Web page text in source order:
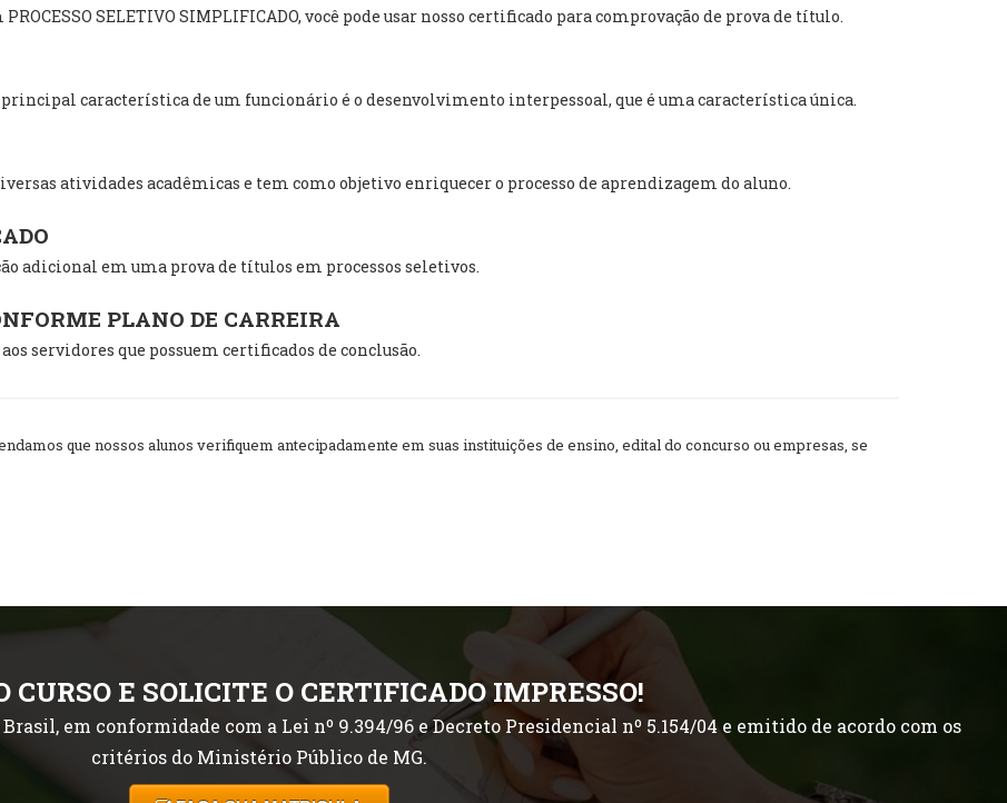
SELETIVO SIMPLIFICADO, você pode usar nosso certificado para comprovação de prova de título.
característica de um funcionário é o desenvolvimento interpessoal, que é uma característica única.
atividades acadêmicas e tem como objetivo enriquecer o processo de aprendizagem do aluno.
adicional em uma prova de títulos em processos seletivos.
PLANO DE CARREIRA
servidores que possuem certificados de conclusão.
que nossos alunos verifiquem antecipadamente em suas instituições de ensino, edital do concurso ou empresas, se
CURSO E SOLICITE O CERTIFICADO IMPRESSO!
em conformidade com a Lei nº 9.394/96 e Decreto Presidencial nº 5.154/04 e emitido de acordo com os
critérios do Ministério Público de MG.